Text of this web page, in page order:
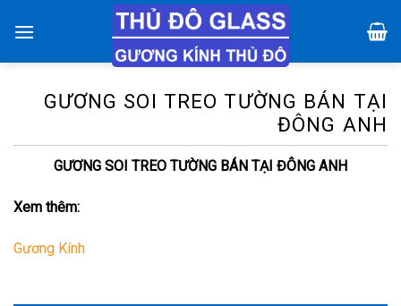
đến
GƯƠNG SOI TREO TƯỜNG BÁN TẠI
ĐÔNG ANH
GƯƠNG SOI TREO TƯỜNG BÁN TẠI ĐÔNG ANH
Xem thêm:
Gương Kính